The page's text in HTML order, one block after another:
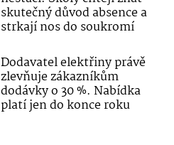
skutečný důvod absence a
strkají nos do soukromí
Dodavatel elektřiny právě
zlevňuje zákazníkům
dodávky o 30 %. Nabídka
platí jen do konce roku